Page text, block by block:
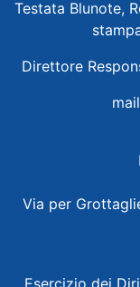
Testata Blunote,
Direttore
Via per
Esercizio dei